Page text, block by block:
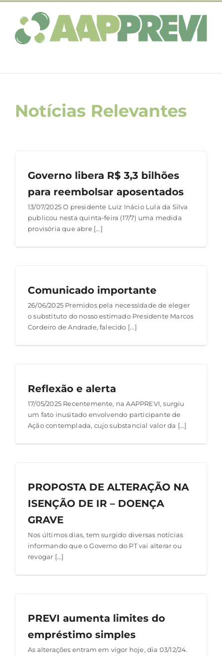
conteúdo
Notícias Relevantes
Governo libera R$ 3,3 bilhões
para reembolsar aposentados
13/07/2025 O presidente Luiz Inácio Lula da Silva
publicou nesta quinta-feira (17/7) uma medida
provisória que abre [...]
Comunicado importante
26/06/2025 Premidos pela necessidade de eleger
o substituto do nosso estimado Presidente Marcos
Cordeiro de Andrade, falecido [...]
Reflexão e alerta
17/05/2025 Recentemente, na AAPPREVI, surgiu
um fato inusitado envolvendo participante de
Ação contemplada, cujo substancial valor da [...]
PROPOSTA DE ALTERAÇÃO NA
ISENÇÃO DE IR – DOENÇA
GRAVE
Nos últimos dias, tem surgido diversas notícias
informando que o Governo do PT vai alterar ou
revogar [...]
PREVI aumenta limites do
empréstimo simples
As alterações entram em vigor hoje, dia 03/12/24.